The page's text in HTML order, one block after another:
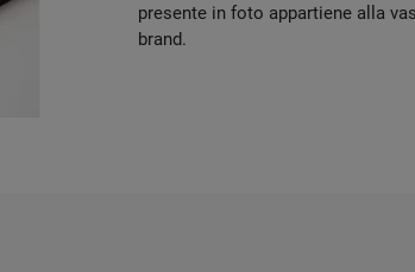
presente in foto appartiene alla
brand.